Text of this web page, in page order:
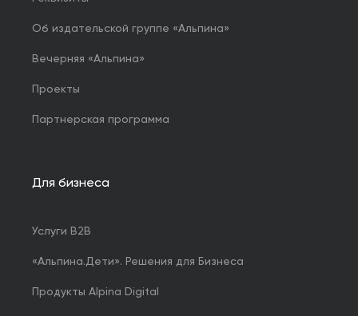
Об издательской группе «Альпина»
Вечерняя «Альпина»
Проекты
Партнерская программа
Для бизнеса
Услуги B2B
«Альпина.Дети». Решения для Бизнеса
Продукты Alpina Digital